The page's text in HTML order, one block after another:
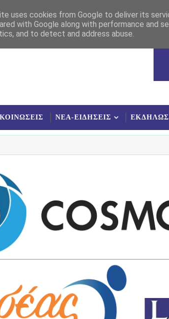
ΝΕΑ-ΕΙΔΗΣΕΙΣ
uses cookies from Google to deliver its
with Google along with performance and
and to detect and address abuse.